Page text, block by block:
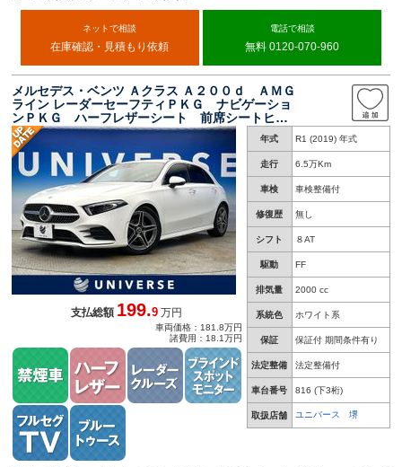
ネットで相談
在庫確認・見積もり依頼
電話で相談
無料 0120-070-960
メルセデス・ベンツ Ａクラス Ａ２００ｄ ＡＭＧ
ライン レーダーセーフティＰＫＧ ナビゲーショ
ンＰＫＧ ハーフレザーシート 前席シートヒー
ター 前席パワーシート マルチビームＬＥＤヘ
ッドライト アダプティブハイビームアシストプ
ラス 純正１８インチＡＷ 禁煙
年式 R1 (2019) 年式
走行 6.5万Km
車検 車検整備付
修復歴 無し
シフト ８AT
駆動 FF
排気量 2000 cc
系統色 ホワイト系
保証 保証付 期間条件有り
法定整備 法定整備付
車台番号 816 (下3桁)
取扱店舗 ユニバース 堺
支払総額199.9 万円
車両価格：181.8万円
諸費用：18.1万円